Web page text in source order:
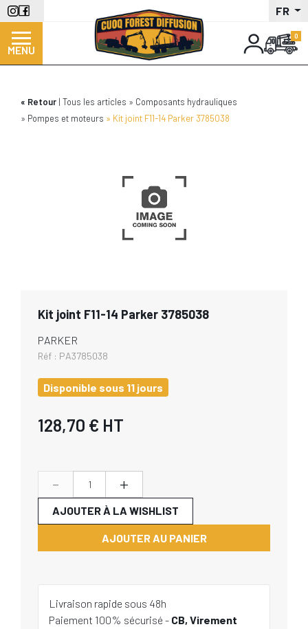
Aller
au
contenu
principal
FR
MENU
Retour Tous les articles
Composants hydrauliques
Pompes et moteurs
Kit joint F11-14 Parker 3785038
Kit joint F11-14 Parker 3785038
PARKER
Réf : PA3785038
Disponible sous 11 jours
128,70 € HT
- +
AJOUTER AU PANIER
AJOUTER À LA WISHLIST
Livraison rapide sous 48h
Paiement 100% sécurisé - CB, Virement